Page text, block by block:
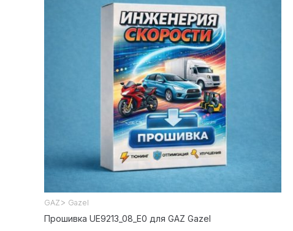
GAZ > Gazel
Прошивка UE9213_08_E0 для GAZ Gazel